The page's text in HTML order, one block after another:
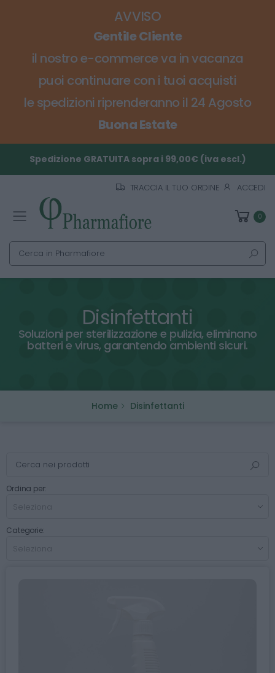
AVVISO
Gentile Cliente
il nostro e-commerce va in vacanza
puoi continuare con i tuoi acquisti
le spedizioni riprenderanno il 24 Agosto
Buona Estate
Spedizione GRATUITA sopra i 99,00€ (iva escl.)
TRACCIA IL TUO ORDINE ACCEDI
Toggle mobile menu 0
Cerca
Disinfettanti
Soluzioni per sterilizzazione e pulizia, eliminano
batteri e virus, garantendo ambienti sicuri.
Home Disinfettanti
Ordina per:
Categorie: